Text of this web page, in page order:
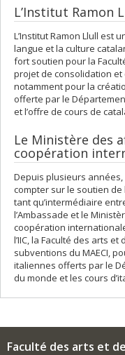
L’Institut Ramon
L’Institut Ramon Llull est
langue et la culture
fort soutien pour la
projet de consolidation
notamment pour la
offerte par le
et l’offre de cours de
Le Ministère des
coopération
Depuis plusieurs
compter sur le soutien de
tant qu’intermédiaire
l’Ambassade et le
coopération
l’IIC, la Faculté des arts
subventions du MAECI,
italiennes offerts par le
du monde et les cours
Faculté des arts et